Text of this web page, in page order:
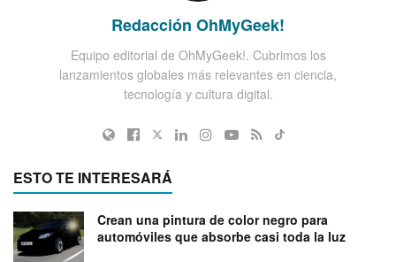
Redacción OhMyGeek!
Equipo editorial de OhMyGeek!. Cubrimos los
lanzamientos globales más relevantes en ciencia,
tecnología y cultura digital.
ESTO TE INTERESARÁ
Crean una pintura de color negro para
automóviles que absorbe casi toda la luz